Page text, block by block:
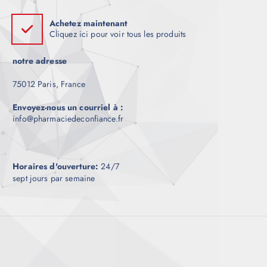
Achetez maintenant
Cliquez ici pour voir tous les produits
notre adresse
75012 Paris, France
Envoyez-nous un courriel à :
info@pharmaciedeconfiance.fr
Horaires d'ouverture: 24/7
sept jours par semaine